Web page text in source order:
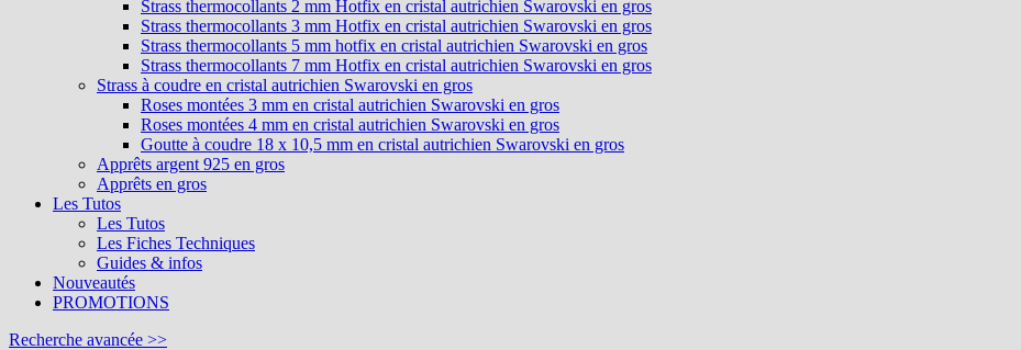
Strass thermocollants 2 mm Hotfix en cristal autrichien Swarovski en gros
Strass thermocollants 3 mm Hotfix en cristal autrichien Swarovski en gros
Strass thermocollants 5 mm hotfix en cristal autrichien Swarovski en gros
Strass thermocollants 7 mm Hotfix en cristal autrichien Swarovski en gros
Strass à coudre en cristal autrichien Swarovski en gros
Roses montées 3 mm en cristal autrichien Swarovski en gros
Roses montées 4 mm en cristal autrichien Swarovski en gros
Goutte à coudre 18 x 10,5 mm en cristal autrichien Swarovski en gros
Apprêts argent 925 en gros
Apprêts en gros
Les Tutos
Les Tutos
Les Fiches Techniques
Guides & infos
Nouveautés
PROMOTIONS
Recherche avancée >>